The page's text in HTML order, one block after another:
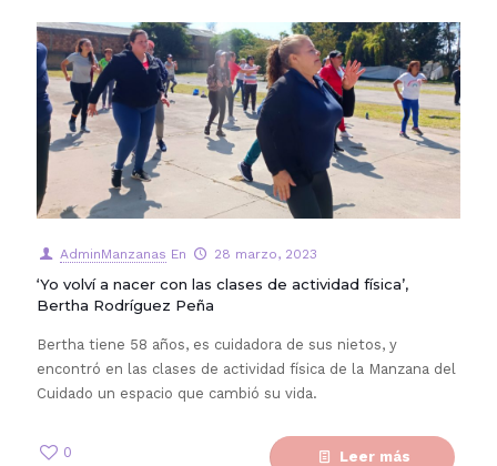
AdminManzanas En 28 marzo, 2023
‘Yo volví a nacer con las clases de actividad física’,
Bertha Rodríguez Peña
Bertha tiene 58 años, es cuidadora de sus nietos, y
encontró en las clases de actividad física de la Manzana del
Cuidado un espacio que cambió su vida.
0 Leer más